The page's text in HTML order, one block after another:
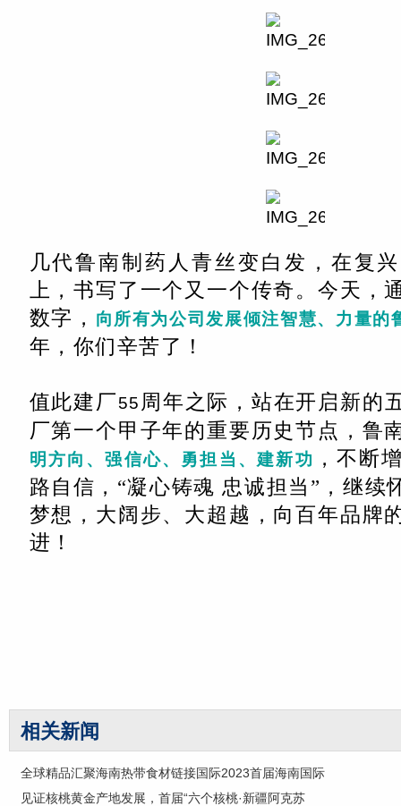
几代鲁南制药人青丝变白发，在复
上，书写了一个又一个传奇。今天，
数字，
向所有为公司发展倾注智慧、力量的
年，你们辛苦了！
值此建厂55 周年之际，站在开启新的
厂第一个甲子年的重要历史节点，鲁
明方向、强信心、勇担当、建新功
，不断
路自信，“凝心铸魂 忠诚担当”，继续
梦想，大阔步、大超越，向百年品牌
进！
相关新闻
全球精品汇聚海南热带食材链接国际2023首届海南国际
见证核桃黄金产地发展，首届“六个核桃·新疆阿克苏